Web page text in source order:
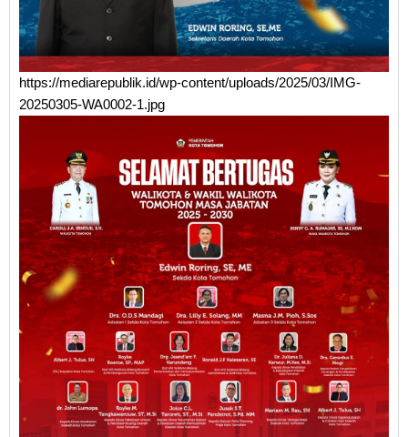
https://mediarepublik.id/wp-content/uploads/2025/03/IMG-
20250305-WA0002-1.jpg